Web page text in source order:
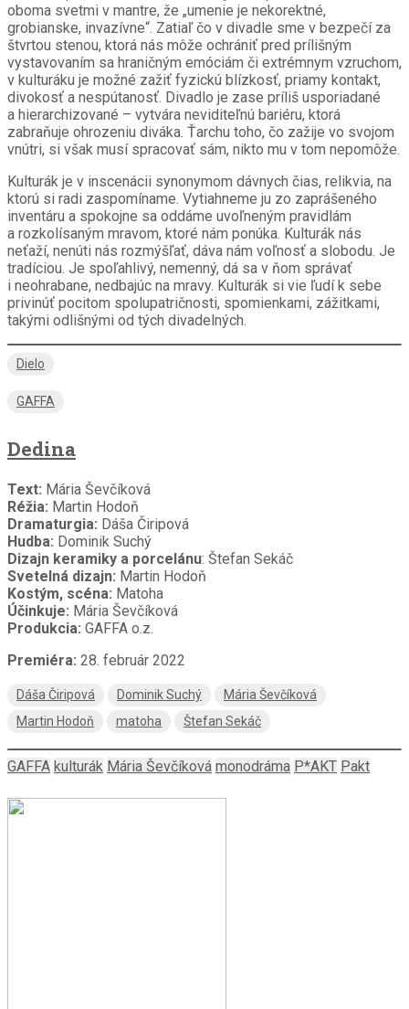
oboma svetmi v mantre, že „umenie je nekorektné,
grobianske, invazívne“. Zatiaľ čo v divadle sme v bezpečí za
štvrtou stenou, ktorá nás môže ochrániť pred prílišným
vystavovaním sa hraničným emóciám či extrémnym vzruchom,
v kulturáku je možné zažiť fyzickú blízkosť, priamy kontakt,
divokosť a nespútanosť. Divadlo je zase príliš usporiadané
a hierarchizované – vytvára neviditeľnú bariéru, ktorá
zabraňuje ohrozeniu diváka. Ťarchu toho, čo zažije vo svojom
vnútri, si však musí spracovať sám, nikto mu v tom nepomôže.
Kulturák je v inscenácii synonymom dávnych čias, relikvia, na
ktorú si radi zaspomíname. Vytiahneme ju zo zaprášeného
inventáru a spokojne sa oddáme uvoľneným pravidlám
a rozkolísaným mravom, ktoré nám ponúka. Kulturák nás
neťaží, nenúti nás rozmýšľať, dáva nám voľnosť a slobodu. Je
tradíciou. Je spoľahlivý, nemenný, dá sa v ňom správať
i neohrabane, nedbajúc na mravy. Kulturák si vie ľudí k sebe
privinúť pocitom spolupatričnosti, spomienkami, zážitkami,
takými odlišnými od tých divadelných.
Dielo
GAFFA
Dedina
Text: Mária Ševčíková
Réžia: Martin Hodoň
Dramaturgia: Dáša Čiripová
Hudba: Dominik Suchý
Dizajn keramiky a porcelánu: Štefan Sekáč
Svetelná dizajn: Martin Hodoň
Kostým, scéna: Matoha
Účinkuje: Mária Ševčíková
Produkcia: GAFFA o.z.
Premiéra: 28. február 2022
Dáša Čiripová Dominik Suchý
Mária Ševčíková
Martin Hodoň
matoha Štefan Sekáč
GAFFA kulturák Mária Ševčíková monodráma P*AKT Pakt